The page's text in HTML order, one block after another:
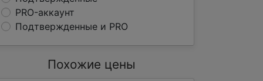
PRO-аккаунт
Подтвержденные и PRO
Похожие цены